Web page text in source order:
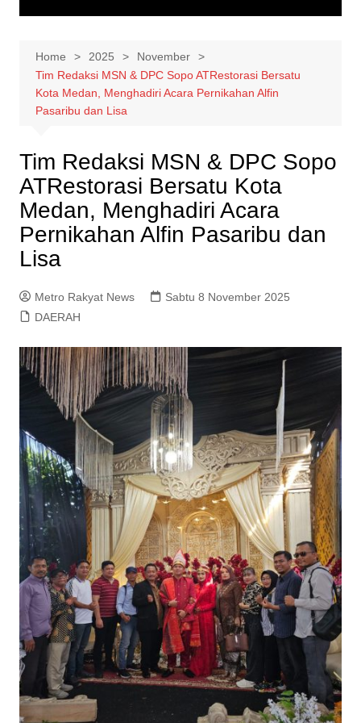
Home 2025
November
Tim Redaksi MSN & DPC Sopo ATRestorasi Bersatu
Kota Medan, Menghadiri Acara Pernikahan Alfin
Pasaribu dan Lisa
Tim Redaksi MSN & DPC Sopo
ATRestorasi Bersatu Kota
Medan, Menghadiri Acara
Pernikahan Alfin Pasaribu dan
Lisa
Metro Rakyat News
Sabtu 8 November 2025
DAERAH